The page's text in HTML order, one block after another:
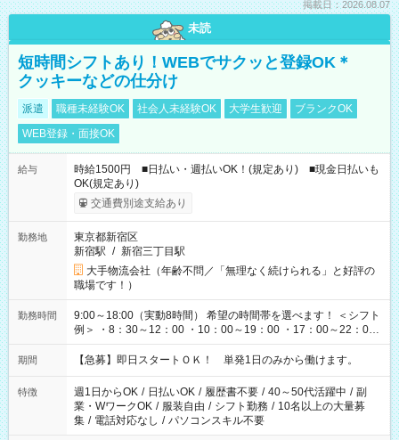
掲載日：2026.08.07
未読
短時間シフトあり！WEBでサクッと登録OK＊
クッキーなどの仕分け
派遣 職種未経験OK 社会人未経験OK 大学生歓迎
ブランクOK
WEB登録・面接OK
給与
時給1500円 ■日払い・週払いOK！(規定あり) ■現金日払いも
OK(規定あり)
交通費別途支給あり
勤務地
東京都新宿区
新宿駅 / 新宿三丁目駅
大手物流会社（年齢不問／「無理なく続けられる」と好評の
職場です！）
勤務時間
9:00～18:00（実動8時間） 希望の時間帯を選べます！ ＜シフト
例＞ ・8：30～12：00 ・10：00～19：00 ・17：00～22：00
・13：00～22：00 ・22：00～翌6：00 など
期間 【急募】即日スタートＯＫ！ 単発1日のみから働けます。
特徴 週1日からOK / 日払いOK / 履歴書不要 / 40～50代活躍中 / 副
業・WワークOK / 服装自由 / シフト勤務 / 10名以上の大量募
集 / 電話対応なし / パソコンスキル不要